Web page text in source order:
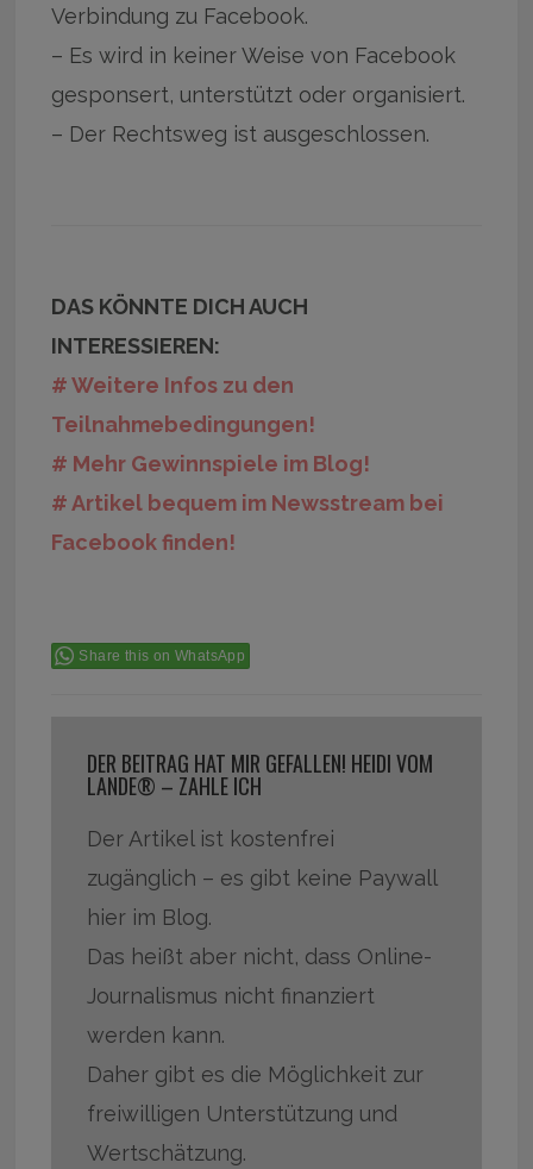
Verbindung zu Facebook.
– Es wird in keiner Weise von Facebook
gesponsert, unterstützt oder organisiert.
– Der Rechtsweg ist ausgeschlossen.
DAS KÖNNTE DICH AUCH
INTERESSIEREN:
# Weitere Infos zu den
Teilnahmebedingungen!
# Mehr Gewinnspiele im Blog!
# Artikel bequem im Newsstream bei
Facebook finden!
Share this on WhatsApp
DER BEITRAG HAT MIR GEFALLEN! HEIDI VOM
LANDE® – ZAHLE ICH
Der Artikel ist kostenfrei
zugänglich – es gibt keine Paywall
hier im Blog.
Das heißt aber nicht, dass Online-
Journalismus nicht finanziert
werden kann.
Daher gibt es die Möglichkeit zur
freiwilligen Unterstützung und
Wertschätzung.